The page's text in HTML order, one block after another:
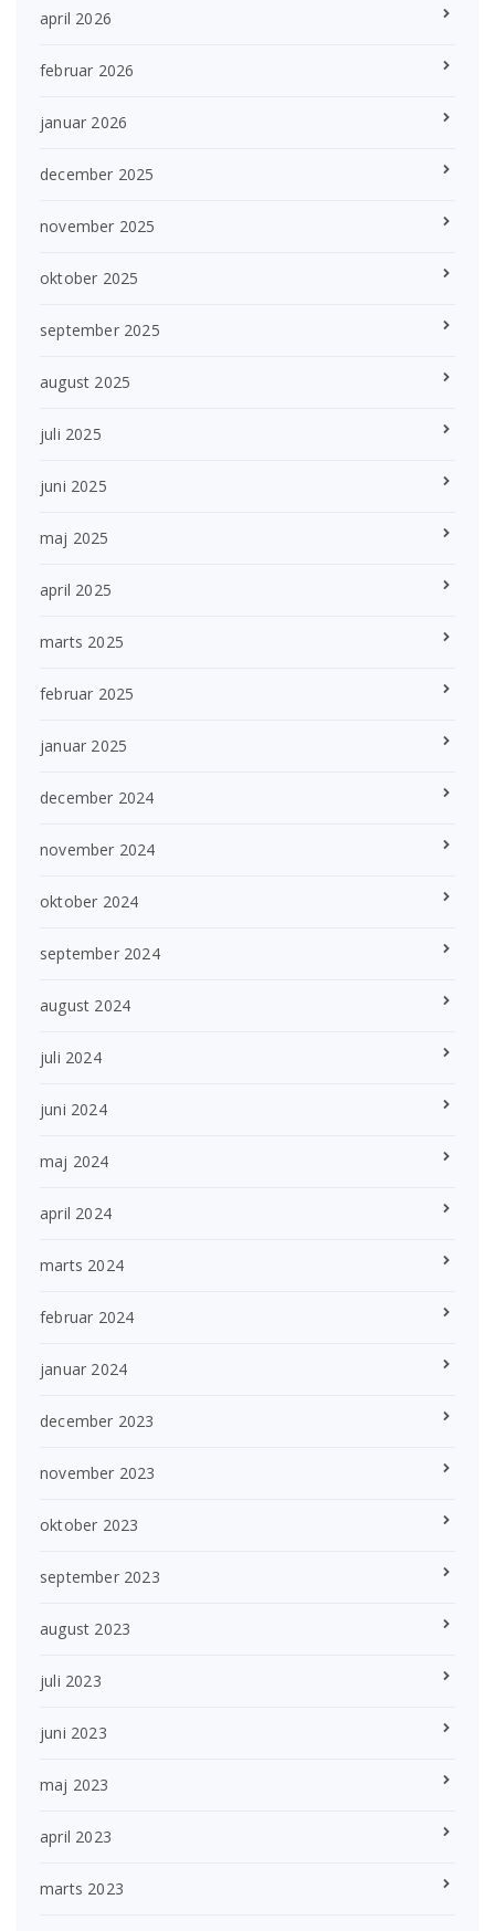
april 2026
februar 2026
januar 2026
december 2025
november 2025
oktober 2025
september 2025
august 2025
juli 2025
juni 2025
maj 2025
april 2025
marts 2025
februar 2025
januar 2025
december 2024
november 2024
oktober 2024
september 2024
august 2024
juli 2024
juni 2024
maj 2024
april 2024
marts 2024
februar 2024
januar 2024
december 2023
november 2023
oktober 2023
september 2023
august 2023
juli 2023
juni 2023
maj 2023
april 2023
marts 2023